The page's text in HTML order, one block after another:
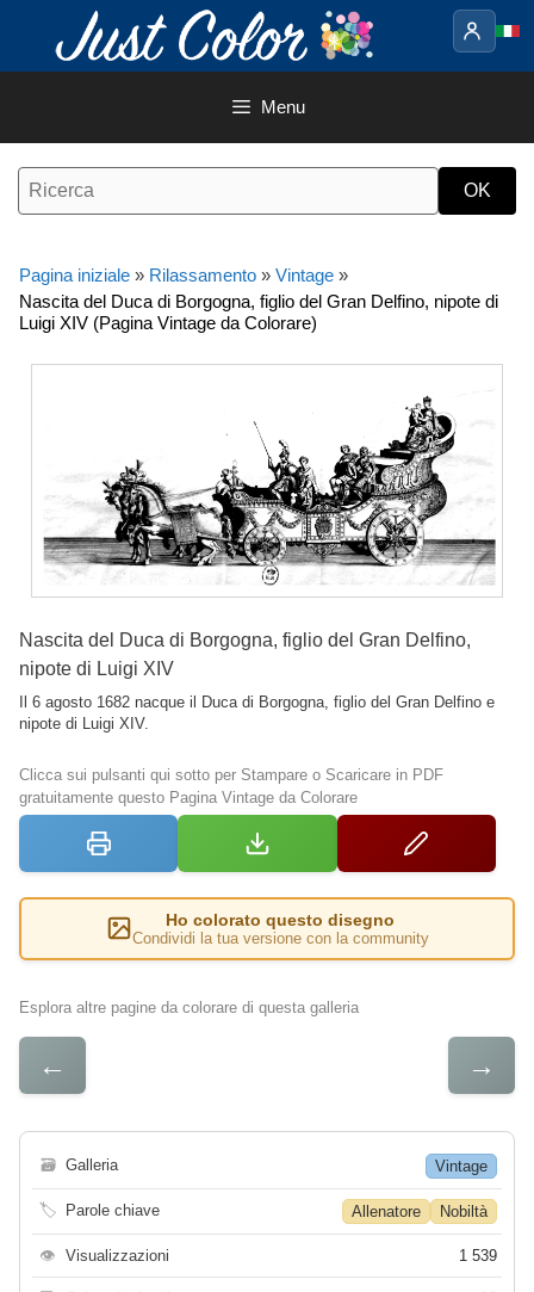
contenuto
Menu
Pagina iniziale » Rilassamento » Vintage »
Nascita del Duca di Borgogna, figlio del Gran Delfino, nipote di
Luigi XIV (Pagina Vintage da Colorare)
Nascita del Duca di Borgogna, figlio del Gran Delfino,
nipote di Luigi XIV
Il 6 agosto 1682 nacque il Duca di Borgogna, figlio del Gran Delfino e
nipote di Luigi XIV.
Clicca sui pulsanti qui sotto per Stampare o Scaricare in PDF
gratuitamente questo Pagina Vintage da Colorare
Ho colorato questo disegno
Condividi la tua versione con la community
Esplora altre pagine da colorare di questa galleria
← →
🗃 Galleria Vintage
🏷 Parole chiave Allenatore Nobiltà
👁 Visualizzazioni 1 539